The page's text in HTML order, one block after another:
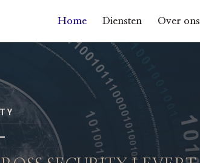
Home Diensten Over ons